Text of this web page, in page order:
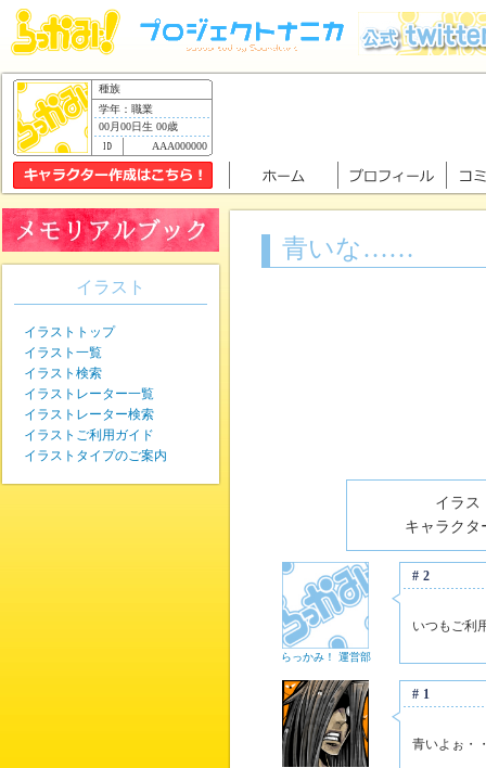
種族
学年：職業
00月00日生 00歳
AAA000000
青いな……
イラス
キャラクタ
らっかみ！ 運営部
#2
いつもご利
#1
青いよぉ・
イラスト
イラストトップ
イラスト一覧
イラスト検索
イラストレーター一覧
イラストレーター検索
イラストご利用ガイド
イラストタイプのご案内